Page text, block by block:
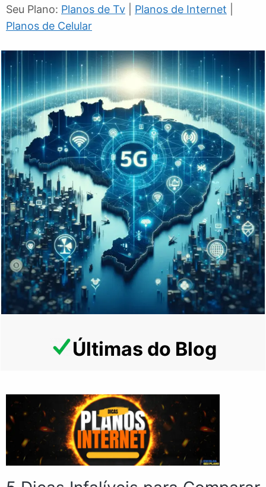
Seu Plano: Planos de Tv Planos de Internet
Planos de Celular
Últimas do Blog
Espere, não vá embora!
Olhe essa oferta imperdível!